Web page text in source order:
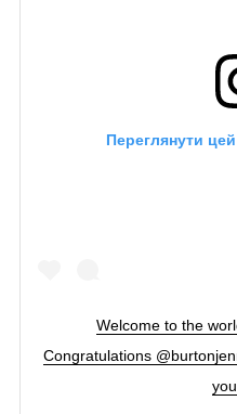
Переглянути
Welcome to the
Congratulations